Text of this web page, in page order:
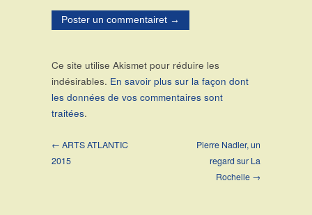
Ce site utilise Akismet pour réduire les
indésirables. En savoir plus sur la façon dont
les données de vos commentaires sont
traitées.
← ARTS ATLANTIC
2015
Pierre Nadler, un
regard sur La
Rochelle →